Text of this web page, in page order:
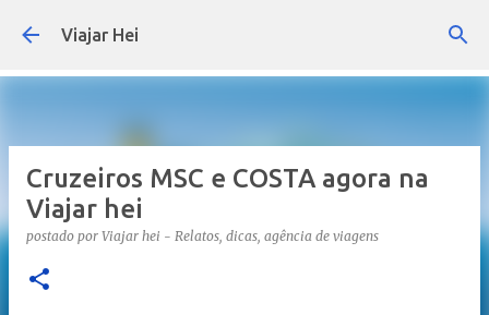
Pular para o conteúdo principal
Viajar Hei
Cruzeiros MSC e COSTA agora na
Viajar hei
postado por Viajar hei - Relatos, dicas, agência de viagens